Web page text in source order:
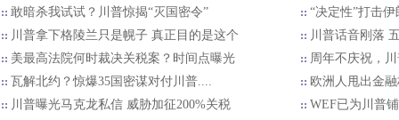
敢暗杀我试试？川普惊揭“灭国密令”
“决定性”打击
川普拿下格陵兰只是幌子 真正目的是这个
川普话音刚落
美最高法院何时裁决关税案？时间点曝光
周年不庆祝，
瓦解北约？惊爆35国密谋对付川普....
欧洲人甩出金
川普曝光马克龙私信 威胁加征200%关税
WEF已为川普